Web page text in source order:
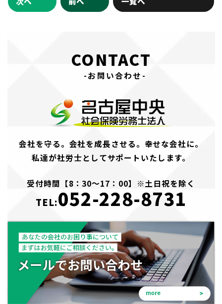
CONTACT
-お問い合わせ-
会社を守る。会社を成長させる。幸せな会社に。
私達が社労士としてサポートいたします。
受付時間【8：30～17：00】※土日祝を除く
TEL:052-228-8731